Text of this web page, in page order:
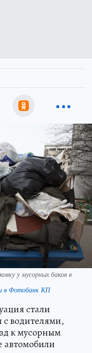
у мусорных баков в
в Фотобанк КП
стали
водителями,
к мусорным